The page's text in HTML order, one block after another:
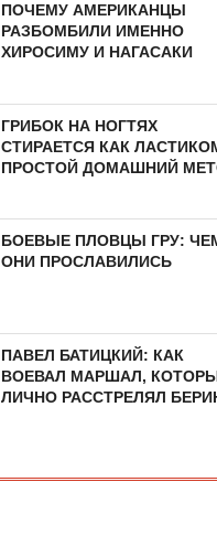
ПОЧЕМУ АМЕРИКАНЦЫ
РАЗБОМБИЛИ ИМЕННО
ХИРОСИМУ И НАГАСАКИ
ГРИБОК НА НОГТЯХ
СТИРАЕТСЯ КАК
ПРОСТОЙ ДОМАШНИЙ
БОЕВЫЕ ПЛОВЦЫ ГРУ:
ОНИ ПРОСЛАВИЛИСЬ
ПАВЕЛ БАТИЦКИЙ: КАК
ВОЕВАЛ МАРШАЛ,
ЛИЧНО РАССТРЕЛЯЛ